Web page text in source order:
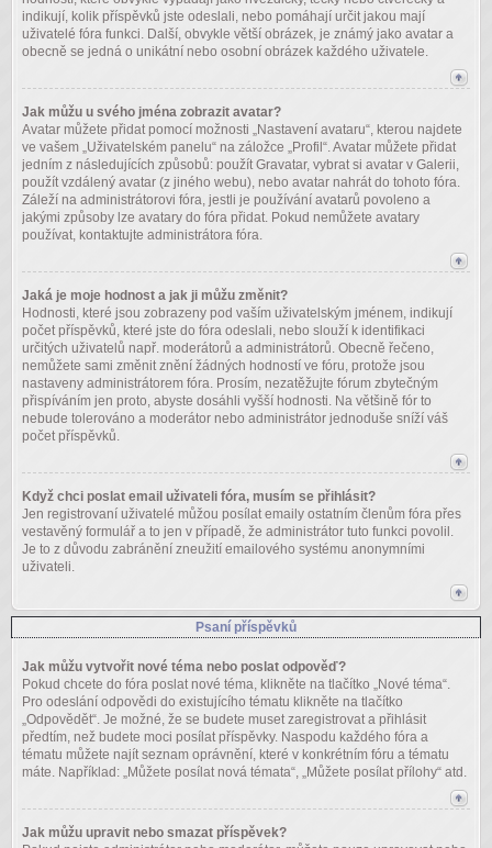
indikují, kolik příspěvků jste odeslali, nebo pomáhají určit jakou mají
uživatelé fóra funkci. Další, obvykle větší obrázek, je známý jako avatar a
obecně se jedná o unikátní nebo osobní obrázek každého uživatele.
Jak můžu u svého jména zobrazit avatar?
Avatar můžete přidat pomocí možnosti „Nastavení avataru“, kterou najdete
ve vašem „Uživatelském panelu“ na záložce „Profil“. Avatar můžete přidat
jedním z následujících způsobů: použít Gravatar, vybrat si avatar v Galerii,
použít vzdálený avatar (z jiného webu), nebo avatar nahrát do tohoto fóra.
Záleží na administrátorovi fóra, jestli je používání avatarů povoleno a
jakými způsoby lze avatary do fóra přidat. Pokud nemůžete avatary
používat, kontaktujte administrátora fóra.
Jaká je moje hodnost a jak ji můžu změnit?
Hodnosti, které jsou zobrazeny pod vaším uživatelským jménem, indikují
počet příspěvků, které jste do fóra odeslali, nebo slouží k identifikaci
určitých uživatelů např. moderátorů a administrátorů. Obecně řečeno,
nemůžete sami změnit znění žádných hodností ve fóru, protože jsou
nastaveny administrátorem fóra. Prosím, nezatěžujte fórum zbytečným
přispíváním jen proto, abyste dosáhli vyšší hodnosti. Na většině fór to
nebude tolerováno a moderátor nebo administrátor jednoduše sníží váš
počet příspěvků.
Když chci poslat email uživateli fóra, musím se přihlásit?
Jen registrovaní uživatelé můžou posílat emaily ostatním členům fóra přes
vestavěný formulář a to jen v případě, že administrátor tuto funkci povolil.
Je to z důvodu zabránění zneužití emailového systému anonymními
uživateli.
Psaní příspěvků
Jak můžu vytvořit nové téma nebo poslat odpověď?
Pokud chcete do fóra poslat nové téma, klikněte na tlačítko „Nové téma“.
Pro odeslání odpovědi do existujícího tématu klikněte na tlačítko
„Odpovědět“. Je možné, že se budete muset zaregistrovat a přihlásit
předtím, než budete moci posílat příspěvky. Naspodu každého fóra a
tématu můžete najít seznam oprávnění, které v konkrétním fóru a tématu
máte. Například: „Můžete posílat nová témata“, „Můžete posílat přílohy“ atd.
Jak můžu upravit nebo smazat příspěvek?